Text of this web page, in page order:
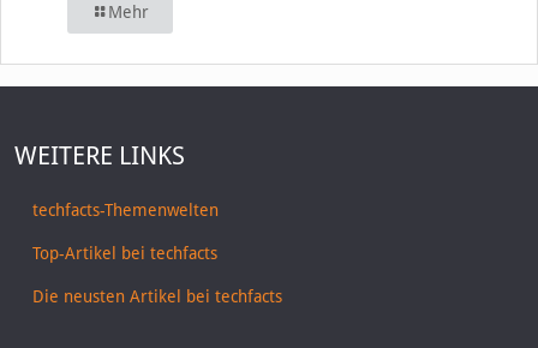
Mehr
WEITERE LINKS
techfacts-Themenwelten
Top-Artikel bei techfacts
Die neusten Artikel bei techfacts